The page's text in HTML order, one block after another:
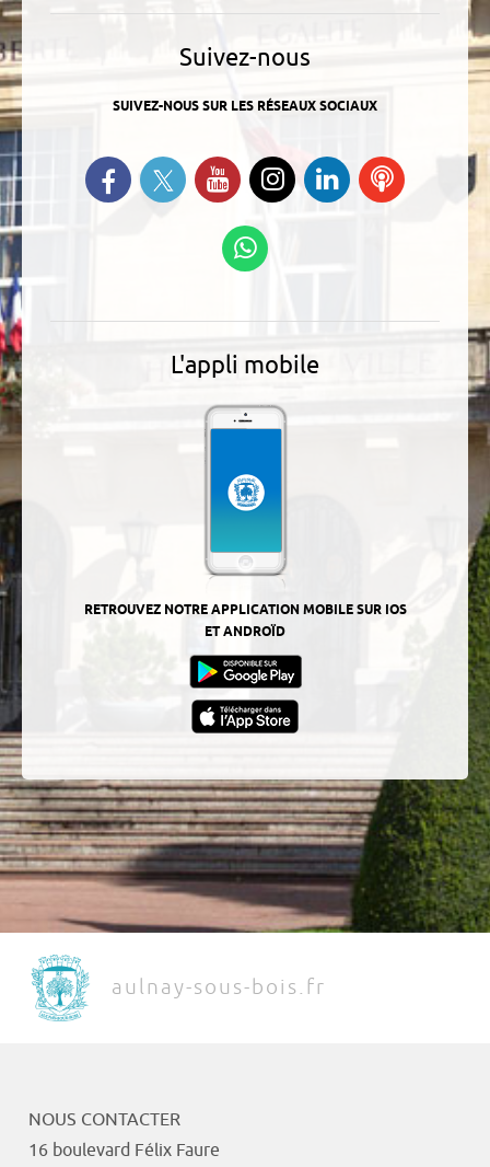
Suivez-nous
SUIVEZ-NOUS SUR LES RÉSEAUX SOCIAUX
Retrouvez-nous sur Facebook
Suivez-nous sur Twitter
Suivez-nous sur YouTube
Suivez-nous sur
Instagram
Retrouvez-
nous sur
Ecoutez
L'appli mobile
RETROUVEZ NOTRE APPLICATION MOBILE SUR IOS
ET ANDROÏD
aulnay-sous-bois.fr
NOUS CONTACTER
16 boulevard Félix Faure